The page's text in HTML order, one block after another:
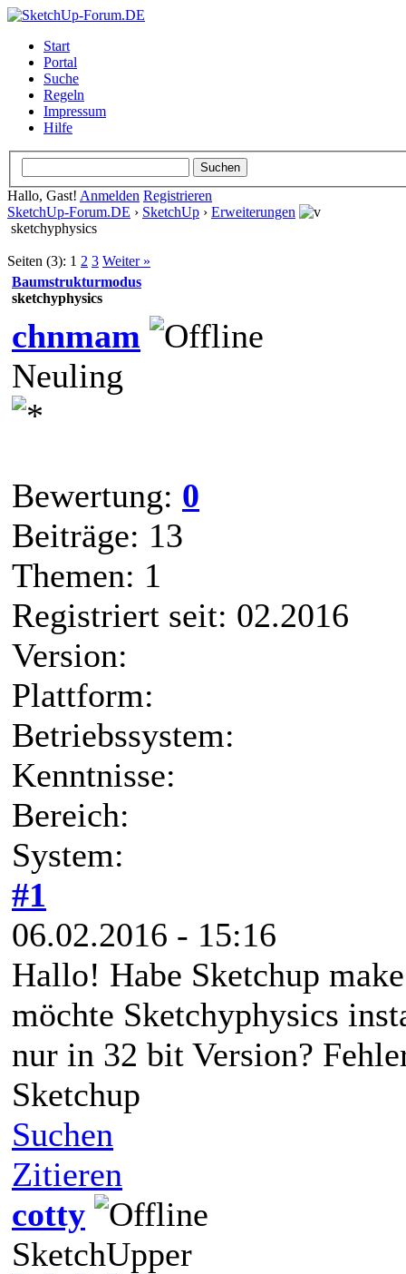
Start
Portal
Suche
Regeln
Impressum
Hilfe
Hallo, Gast! Anmelden Registrieren
SketchUp-Forum.DE › SketchUp › Erweiterungen
sketchyphysics
Seiten (3): 1 2 3 Weiter »
Baumstrukturmodus
sketchyphysics
chnmam
Neuling
Bewertung: 0
Beiträge: 13
Themen: 1
Registriert seit: 02.2016
Version:
Plattform:
Betriebssystem:
Kenntnisse:
Bereich:
System:
#1
06.02.2016 - 15:16
Hallo! Habe Sketchup
möchte Sketchyphysics
nur in 32 bit Version?
Sketchup
Suchen
Zitieren
cotty
SketchUpper